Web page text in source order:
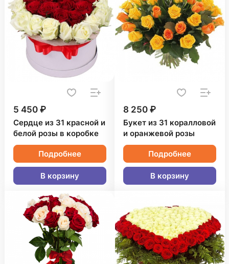
5 450 ₽
Сердце из 31 красной и
белой розы в коробке
Подробнее
В корзину
8 250 ₽
Букет из 31 коралловой
и оранжевой розы
Подробнее
В корзину